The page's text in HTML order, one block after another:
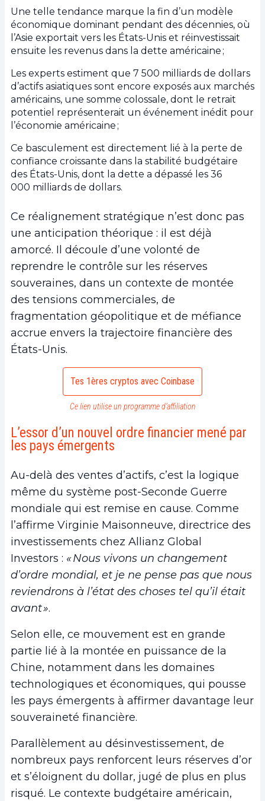
Une telle tendance marque la fin d’un modèle
économique dominant pendant des décennies, où
l’Asie exportait vers les États-Unis et réinvestissait
ensuite les revenus dans la dette américaine ;
Les experts estiment que 7 500 milliards de dollars
d’actifs asiatiques sont encore exposés aux marchés
américains, une somme colossale, dont le retrait
potentiel représenterait un événement inédit pour
l’économie américaine ;
Ce basculement est directement lié à la perte de
confiance croissante dans la stabilité budgétaire
des États-Unis, dont la dette a dépassé les 36
000 milliards de dollars.
Ce réalignement stratégique n’est donc pas
une anticipation théorique : il est déjà
amorcé. Il découle d’une volonté de
reprendre le contrôle sur les réserves
souveraines, dans un contexte de montée
des tensions commerciales, de
fragmentation géopolitique et de méfiance
accrue envers la trajectoire financière des
États-Unis.
Tes 1ères cryptos avec Coinbase
Ce lien utilise un programme d’affiliation
L’essor d’un nouvel ordre financier mené par
les pays émergents
Au-delà des ventes d’actifs, c’est la logique
même du système post-Seconde Guerre
mondiale qui est remise en cause. Comme
l’affirme Virginie Maisonneuve, directrice des
investissements chez Allianz Global
Investors : « Nous vivons un changement
d’ordre mondial, et je ne pense pas que nous
reviendrons à l’état des choses tel qu’il était
avant ».
Selon elle, ce mouvement est en grande
partie lié à la montée en puissance de la
Chine, notamment dans les domaines
technologiques et économiques, qui pousse
les pays émergents à affirmer davantage leur
souveraineté financière.
Parallèlement au désinvestissement, de
nombreux pays renforcent leurs réserves d’or
et s’éloignent du dollar, jugé de plus en plus
risqué. Le contexte budgétaire américain,